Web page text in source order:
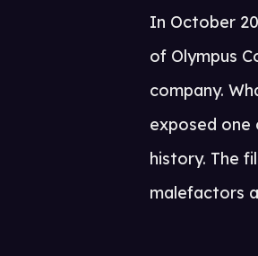
In October
of Olympus
company.
exposed one
history. The
malefactors